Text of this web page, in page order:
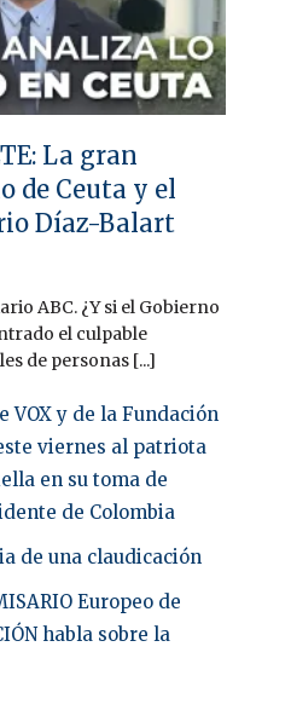
La gran
de Ceuta y el
Díaz-Balart
ABC. ¿Y si el Gobierno
el culpable
de personas [...]
VOX y de la Fundación
viernes al patriota
en su toma de
de Colombia
de una claudicación
Europeo de
habla sobre la